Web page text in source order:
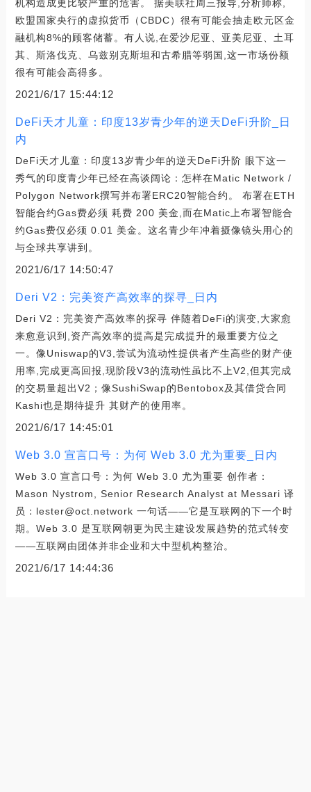
机构造成更比较严重的危害。 据美联社周三报导,分析师称,
欧盟国家央行的虚拟货币（CBDC）很有可能会抽走欧元区金
融机构8%的顾客储蓄。有人说,在爱沙尼亚、亚美尼亚、土耳
其、斯洛伐克、乌兹别克斯坦和古希腊等弱国,这一市场份额
很有可能会高得多。
2021/6/17 15:44:12
DeFi天才儿童：印度13岁青少年的逆天DeFi升阶_日
内
DeFi天才儿童：印度13岁青少年的逆天DeFi升阶 眼下这一
秀气的印度青少年已经在高谈阔论：怎样在Matic Network /
Polygon Network撰写并布署ERC20智能合约。 布署在ETH
智能合约Gas费必须 耗费 200 美金,而在Matic上布署智能合
约Gas费仅必须 0.01 美金。这名青少年冲着摄像镜头用心的
与全球共享讲到。
2021/6/17 14:50:47
Deri V2：完美资产高效率的探寻_日内
Deri V2：完美资产高效率的探寻 伴随着DeFi的演变,大家愈
来愈意识到,资产高效率的提高是完成提升的最重要方位之
一。像Uniswap的V3,尝试为流动性提供者产生高些的财产使
用率,完成更高回报,现阶段V3的流动性虽比不上V2,但其完成
的交易量超出V2；像SushiSwap的Bentobox及其借贷合同
Kashi也是期待提升 其财产的使用率。
2021/6/17 14:45:01
Web 3.0 宣言口号：为何 Web 3.0 尤为重要_日内
Web 3.0 宣言口号：为何 Web 3.0 尤为重要 创作者：
Mason Nystrom, Senior Research Analyst at Messari 译
员：lester@oct.network 一句话——它是互联网的下一个时
期。Web 3.0 是互联网朝更为民主建设发展趋势的范式转变
——互联网由团体并非企业和大中型机构整治。
2021/6/17 14:44:36